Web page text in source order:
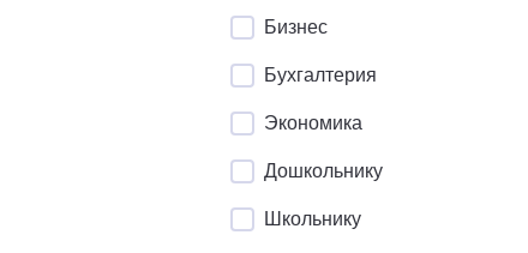
Бизнес
Бухгалтерия
Экономика
Дошкольнику
Школьнику